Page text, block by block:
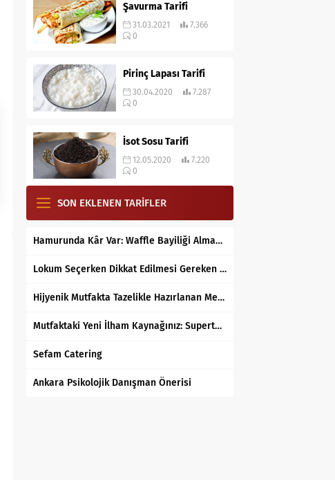
Şavurma Tarifi
31.03.2021
7.366
0
Pirinç Lapası Tarifi
30.04.2020
7.287
0
İsot Sosu Tarifi
12.05.2020
7.220
0
SON EKLENEN TARİFLER
Hamurunda Kâr Var: Waffle Bayiliği Almak Mantıklı mı?
Lokum Seçerken Dikkat Edilmesi Gereken 7 Temel Kriter
Hijyenik Mutfakta Tazelikle Hazırlanan Mersin Tantunisi
Mutfaktaki Yeni İlham Kaynağınız: Supertarifler.com ile Tanışın
Sefam Catering
Ankara Psikolojik Danışman Önerisi